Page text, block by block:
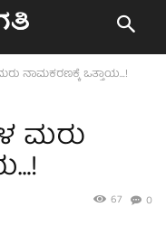
ನಾಮಕರಣಕ್ಕೆ ಒತ್ತಾಯ…!
ಮರು
0
67